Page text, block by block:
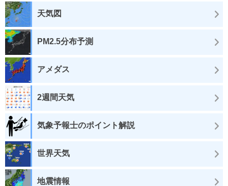
天気図
PM2.5分布予測
アメダス
2週間天気
気象予報士のポイント解説
世界天気
地震情報